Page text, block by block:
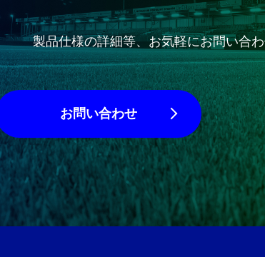
製品仕様の詳細等、お気軽にお問い合
お問い合わせ